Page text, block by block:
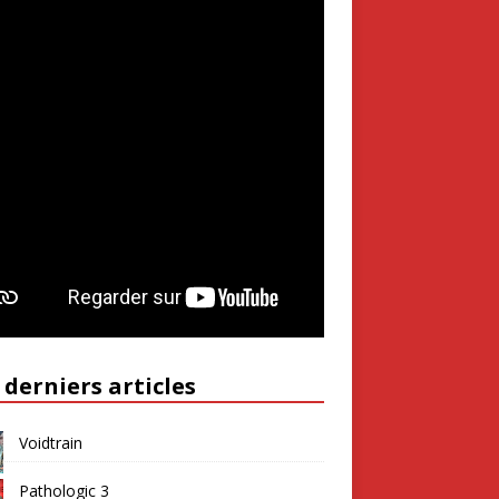
derniers articles
Voidtrain
Pathologic 3